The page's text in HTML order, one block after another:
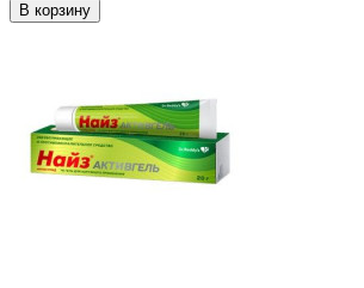
В корзину